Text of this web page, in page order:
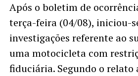
Após o boletim de
terça-feira (04/08), iniciou-
investigações referente ao
uma motocicleta com
fiduciária. Segundo o relato